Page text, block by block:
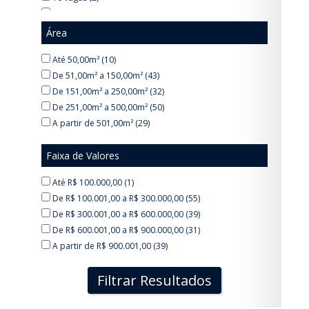
Jardim Universitário II (5)
Jardim Varam (1)
Jardim Vitória (1)
Jardim do Trevo (2)
Jd. Florence (1)
Largo Santa Cruz (1)
Largo São João (6)
Parque da Figueira (6)
Parque da Figueira II (1)
Parque das Nações (12)
Parque do Lago (6)
Santa Luzia (2)
São Pantaleão (2)
Vila Celina (2)
Vila Centenário (2)
Vila Maringá (1)
Vila Moreira (1)
14 vagas (1)
20 vagas (1)
Área
Até 50,00m² (10)
De 51,00m² a 150,00m² (43)
De 151,00m² a 250,00m² (32)
De 251,00m² a 500,00m² (50)
A partir de 501,00m² (29)
Faixa de Valores
Até R$ 100.000,00 (1)
De R$ 100.001,00 a R$ 300.000,00 (55)
De R$ 300.001,00 a R$ 600.000,00 (39)
De R$ 600.001,00 a R$ 900.000,00 (31)
A partir de R$ 900.001,00 (39)
Filtrar Resultados